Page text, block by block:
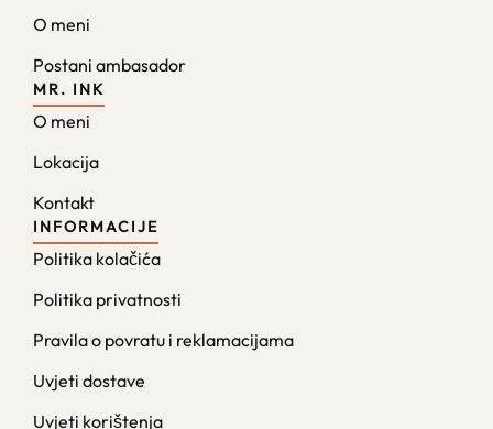
O meni
Postani ambasador
MR. INK
O meni
Lokacija
Kontakt
INFORMACIJE
Politika kolačića
Politika privatnosti
Pravila o povratu i reklamacijama
Uvjeti dostave
Uvjeti korištenja